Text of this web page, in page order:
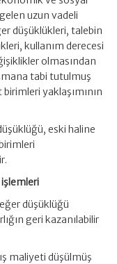
uzun vadeli
düşüklükleri, talebin
kullanım derecesi
olmasından
tabi tutulmuş
yaklaşımının
eski haline
düşüklüğü
geri kazanılabilir
maliyeti düşülmüş